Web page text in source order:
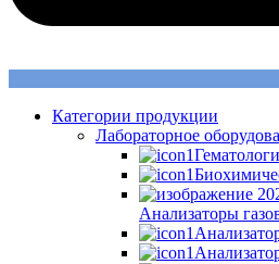
Категории продукции
Лабораторное
Анализаторы